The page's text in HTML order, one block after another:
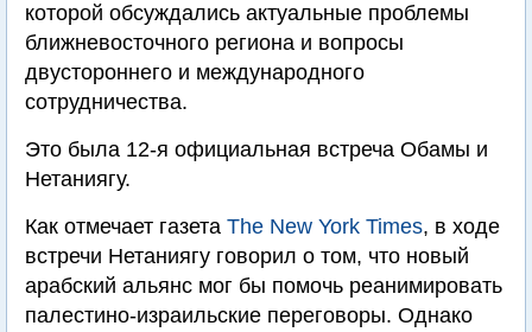
которой обсуждались актуальные проблемы
ближневосточного региона и вопросы
двустороннего и международного
сотрудничества.
Это была 12-я официальная встреча Обамы и
Нетаниягу.
Как отмечает газета The New York Times, в ходе
встречи Нетаниягу говорил о том, что новый
арабский альянс мог бы помочь реанимировать
палестино-израильские переговоры. Однако